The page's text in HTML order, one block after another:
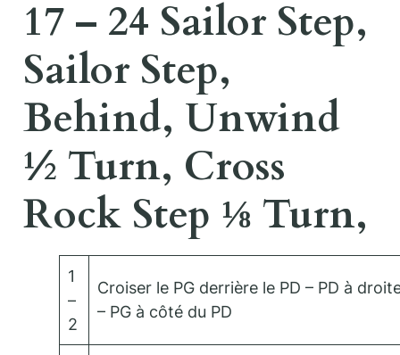
17 – 24 Sailor Step,
Sailor Step,
Behind, Unwind
½ Turn, Cross
Rock Step ⅛ Turn,
1
–
2
Croiser le PG derrière le PD – PD à
– PG à côté du PD